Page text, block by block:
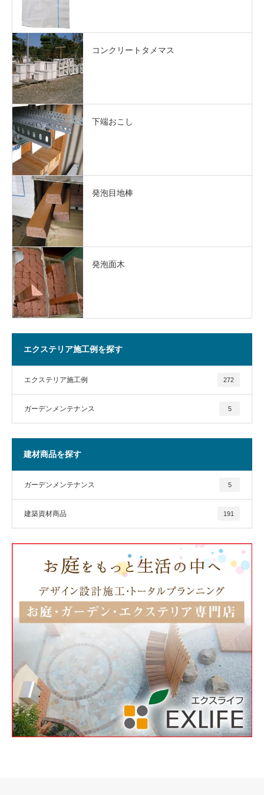
コンクリートタメマス
下端おこし
発泡目地棒
発泡面木
エクステリア施工例を探す
エクステリア施工例 272
ガーデンメンテナンス 5
建材商品を探す
ガーデンメンテナンス 5
建築資材商品 191